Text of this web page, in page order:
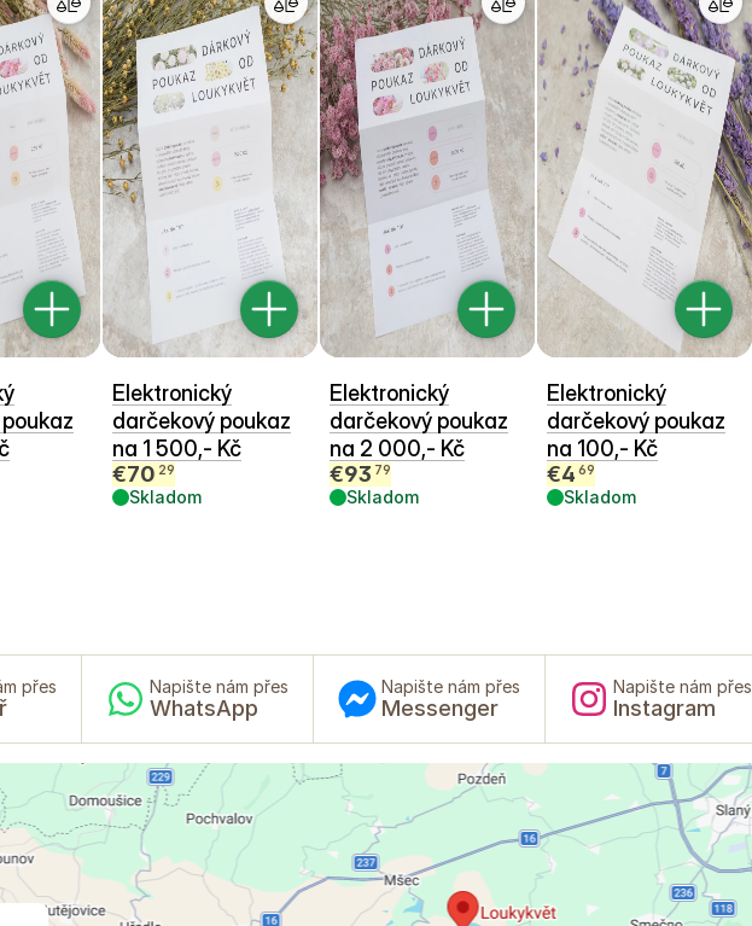
Elektronický
darčekový poukaz
na 1 500,- Kč
€70 29
Skladom
Elektronický
darčekový poukaz
na 2 000,- Kč
€93 79
Skladom
Elektronický
darčekový poukaz
na 100,- Kč
€4 69
Skladom
přes Napište nám přes
WhatsApp
Napište nám přes
Messenger
Napište nám přes
Instagram